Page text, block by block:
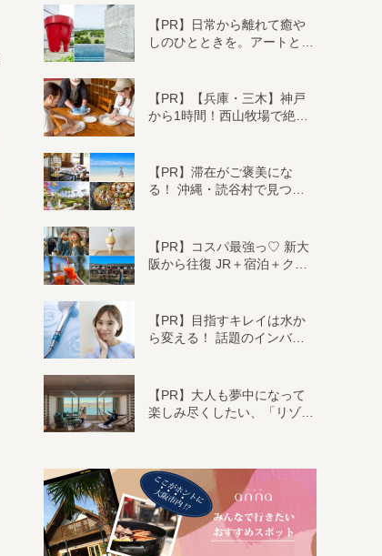
【PR】日常から離れて癒や
しのひとときを。アートと…
【PR】【兵庫・三木】神戸
から1時間！西山牧場で絶…
【PR】滞在がご褒美にな
る！ 沖縄・読谷村で見つ…
【PR】コスパ最強っ♡ 新大
阪から往復 JR＋宿泊＋ク…
【PR】目指すキレイは水か
ら変える！ 話題のインバ…
【PR】大人も夢中になって
楽しみ尽くしたい、「リゾ…